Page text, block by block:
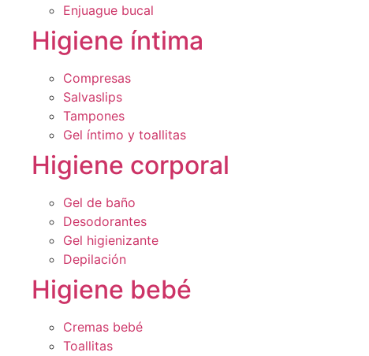
Enjuague bucal
Higiene íntima
Compresas
Salvaslips
Tampones
Gel íntimo y toallitas
Higiene corporal
Gel de baño
Desodorantes
Gel higienizante
Depilación
Higiene bebé
Cremas bebé
Toallitas